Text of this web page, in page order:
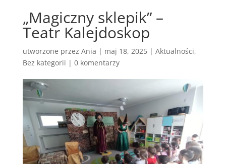
„Magiczny sklepik” –
Teatr Kalejdoskop
utworzone przez Ania | maj 18, 2025| Aktualności,
Bez kategorii | 0 komentarzy